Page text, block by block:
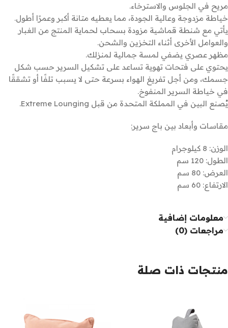
مريح في الجلوس والاسترخاء.
خياطة مزدوجة وعالية الجودة، مما يعطيه متانة أكبر وعمرًا أطول.
يأتي مع شنطة قماشية مزودة بسحاب لحماية المنتج من الغبار
والعوامل الأخرى أثناء التخزين والشحن.
مظهر عصري يضفي لمسة جمالية لمنزلك.
يحتوي على فتحات تهوية تساعد على تشكيل السرير حسب شكل
جسمك، ومن أجل تفريغ الهواء بسرعة حتى لا يسبب تلفًا أو تشققًا
في خياطة السرير المنفوخ.
يُصنع البين في المملكة المتحدة من قبل Extreme Lounging.
مقاسات وأبعاد بين باج سرير:
الوزن: 8 كيلوجرام
الطول: 120 سم
العرض: 80 سم
الارتفاع: 60 سم
معلومات إضافية
مراجعات (0)
منتجات ذات صلة